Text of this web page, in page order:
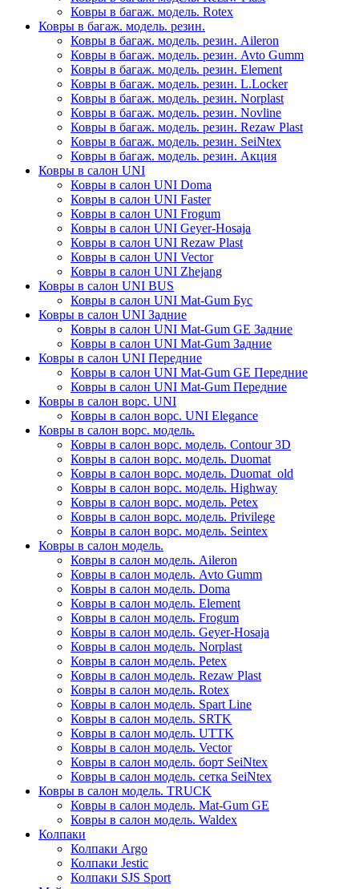
Ковры в багаж. модель. Rotex
Ковры в багаж. модель. резин.
Ковры в багаж. модель. резин. Aileron
Ковры в багаж. модель. резин. Avto Gumm
Ковры в багаж. модель. резин. Element
Ковры в багаж. модель. резин. L.Locker
Ковры в багаж. модель. резин. Norplast
Ковры в багаж. модель. резин. Novline
Ковры в багаж. модель. резин. Rezaw Plast
Ковры в багаж. модель. резин. SeiNtex
Ковры в багаж. модель. резин. Акция
Ковры в салон UNI
Ковры в салон UNI Doma
Ковры в салон UNI Faster
Ковры в салон UNI Frogum
Ковры в салон UNI Geyer-Hosaja
Ковры в салон UNI Rezaw Plast
Ковры в салон UNI Vector
Ковры в салон UNI Zhejang
Ковры в салон UNI BUS
Ковры в салон UNI Mat-Gum Бус
Ковры в салон UNI Задние
Ковры в салон UNI Mat-Gum GE Задние
Ковры в салон UNI Mat-Gum Задние
Ковры в салон UNI Передние
Ковры в салон UNI Mat-Gum GE Передние
Ковры в салон UNI Mat-Gum Передние
Ковры в салон ворс. UNI
Ковры в салон ворс. UNI Elegance
Ковры в салон ворс. модель.
Ковры в салон ворс. модель. Contour 3D
Ковры в салон ворс. модель. Duomat
Ковры в салон ворс. модель. Duomat_old
Ковры в салон ворс. модель. Highway
Ковры в салон ворс. модель. Petex
Ковры в салон ворс. модель. Privilege
Ковры в салон ворс. модель. Seintex
Ковры в салон модель.
Ковры в салон модель. Aileron
Ковры в салон модель. Avto Gumm
Ковры в салон модель. Doma
Ковры в салон модель. Element
Ковры в салон модель. Frogum
Ковры в салон модель. Geyer-Hosaja
Ковры в салон модель. Norplast
Ковры в салон модель. Petex
Ковры в салон модель. Rezaw Plast
Ковры в салон модель. Rotex
Ковры в салон модель. Spart Line
Ковры в салон модель. SRTK
Ковры в салон модель. UTTK
Ковры в салон модель. Vector
Ковры в салон модель. борт SeiNtex
Ковры в салон модель. сетка SeiNtex
Ковры в салон модель. TRUCK
Ковры в салон модель. Mat-Gum GE
Ковры в салон модель. Waldex
Колпаки
Колпаки Argo
Колпаки Jestic
Колпаки SJS Sport